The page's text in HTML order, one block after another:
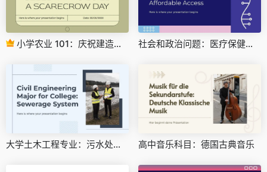
小学农业 101：庆祝建造稻草人日 社会和政治问题：医疗保健和负担得起的可及性
大学土木工程专业：污水处理系统 高中音乐科目：德国古典音乐